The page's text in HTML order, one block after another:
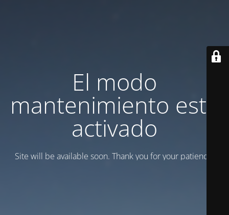
El modo
mantenimiento está
activado
Site will be available soon. Thank you for your patience!